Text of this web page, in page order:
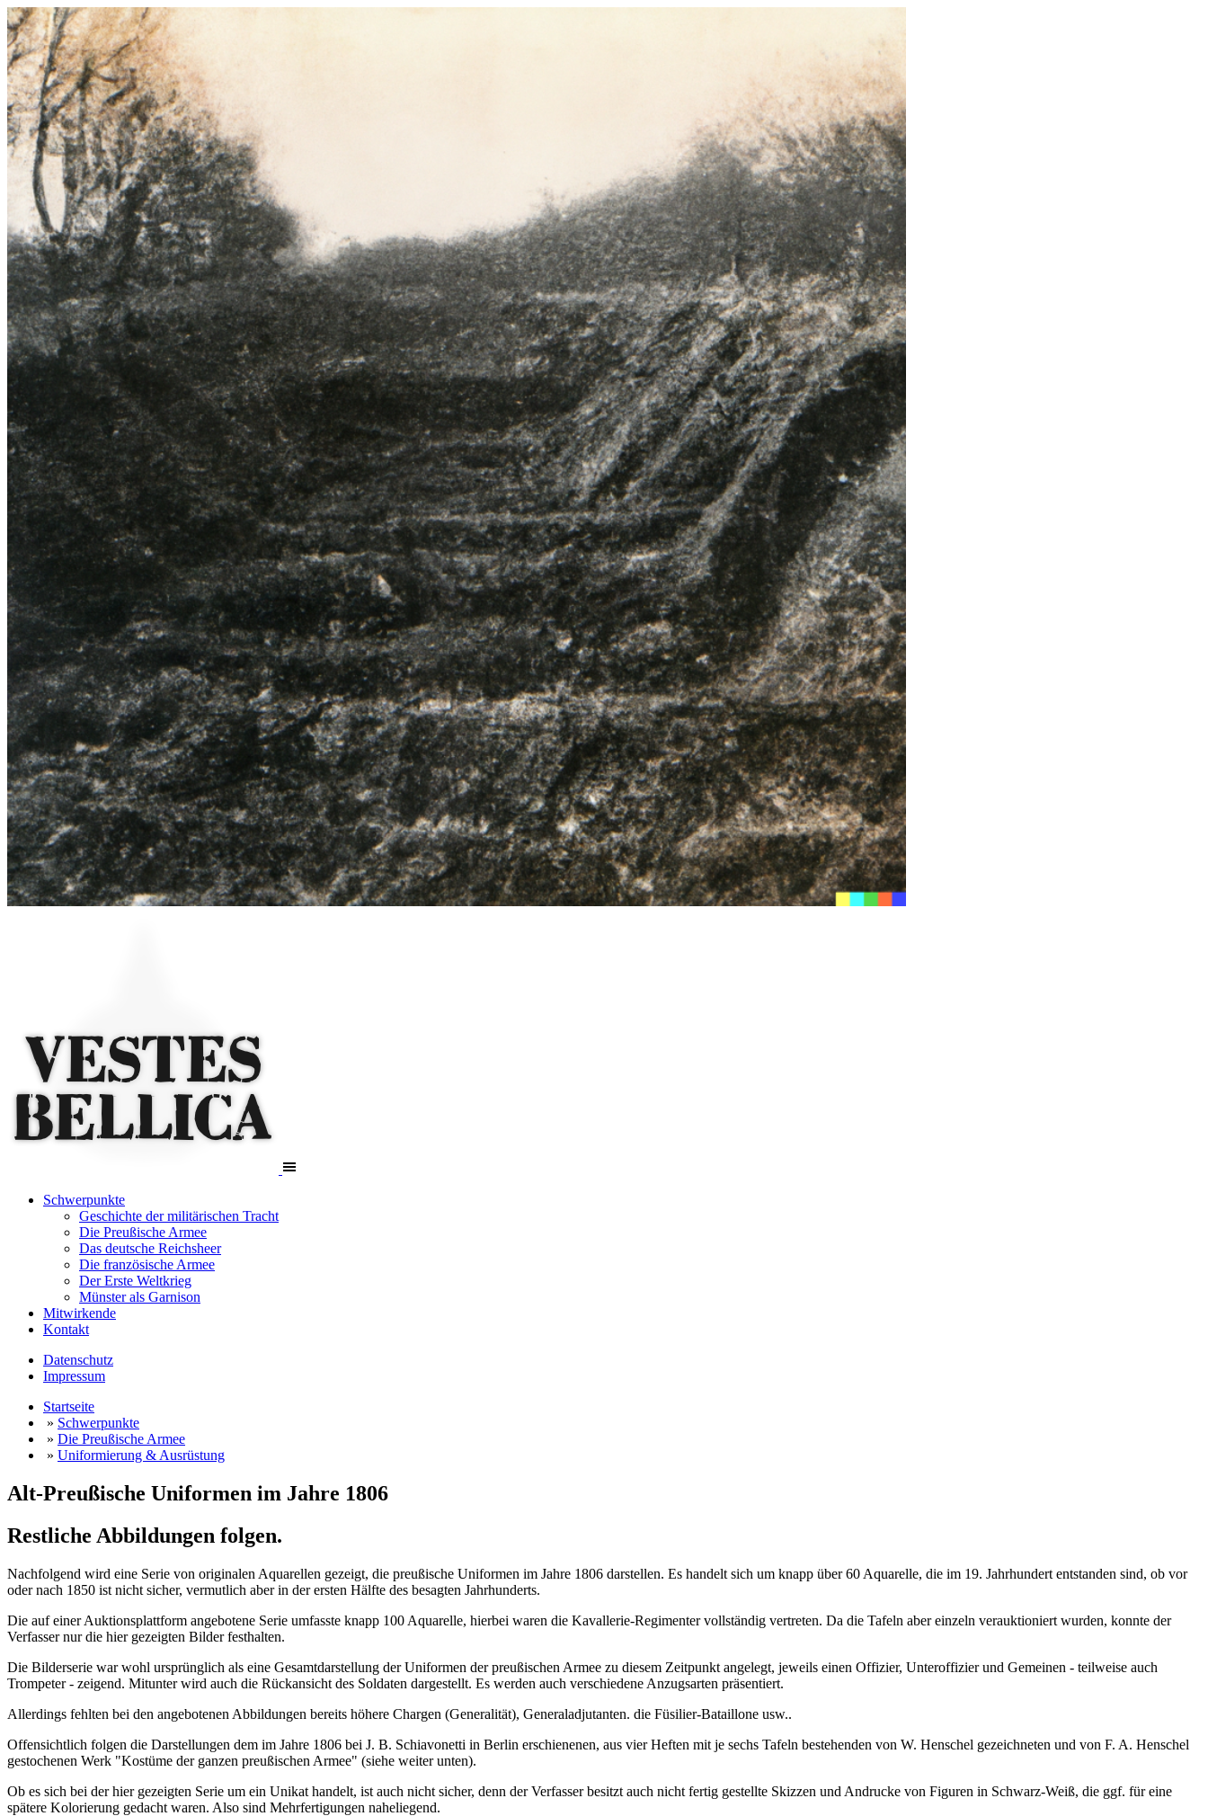
Schwerpunkte
Geschichte der militärischen Tracht
Die Preußische Armee
Das deutsche Reichsheer
Die französische Armee
Der Erste Weltkrieg
Münster als Garnison
Mitwirkende
Kontakt
Datenschutz
Impressum
Startseite
» Schwerpunkte
» Die Preußische Armee
» Uniformierung & Ausrüstung
Alt-Preußische Uniformen im Jahre 1806
Restliche Abbildungen folgen.
Nachfolgend wird eine Serie von originalen Aquarellen gezeigt, die preußische Uniformen im Jahre 1806 darstellen. Es handelt sich um knapp über 60 Aquarelle, die im 19. Jahrhundert entstanden sind, ob vor
oder nach 1850 ist nicht sicher, vermutlich aber in der ersten Hälfte des besagten Jahrhunderts.
Die auf einer Auktionsplattform angebotene Serie umfasste knapp 100 Aquarelle, hierbei waren die Kavallerie-Regimenter vollständig vertreten. Da die Tafeln aber einzeln verauktioniert wurden, konnte der
Verfasser nur die hier gezeigten Bilder festhalten.
Die Bilderserie war wohl ursprünglich als eine Gesamtdarstellung der Uniformen der preußischen Armee zu diesem Zeitpunkt angelegt, jeweils einen Offizier, Unteroffizier und Gemeinen - teilweise auch
Trompeter - zeigend. Mitunter wird auch die Rückansicht des Soldaten dargestellt. Es werden auch verschiedene Anzugsarten präsentiert.
Allerdings fehlten bei den angebotenen Abbildungen bereits höhere Chargen (Generalität), Generaladjutanten. die Füsilier-Bataillone usw..
Offensichtlich folgen die Darstellungen dem im Jahre 1806 bei J. B. Schiavonetti in Berlin erschienenen, aus vier Heften mit je sechs Tafeln bestehenden von W. Henschel gezeichneten und von F. A. Henschel
gestochenen Werk "Kostüme der ganzen preußischen Armee" (siehe weiter unten).
Ob es sich bei der hier gezeigten Serie um ein Unikat handelt, ist auch nicht sicher, denn der Verfasser besitzt auch nicht fertig gestellte Skizzen und Andrucke von Figuren in Schwarz-Weiß, die ggf. für eine
spätere Kolorierung gedacht waren. Also sind Mehrfertigungen naheliegend.